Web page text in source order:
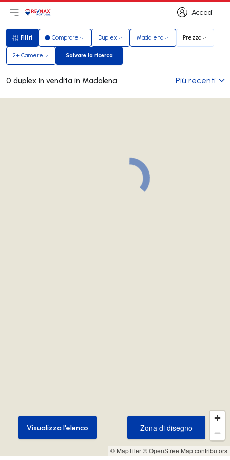
Accedi
Accedi
Apri il menu principale
LogoVai alla homepage
Filtri
Filtri Comprare Duplex Madalena Prezzo
2+ Camere Salvare la ricerca
Salvare la ricerca
0 duplex in vendita in Madalena Più recenti
© MapTiler© OpenStreetMap contributors
Zona di disegno
Zona di disegno
Visualizza l'elenco
Visualizza l'elenco